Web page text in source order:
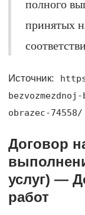
полного
принятых
Источник:
obrazec-74558/
Договор
услуг) —
работ